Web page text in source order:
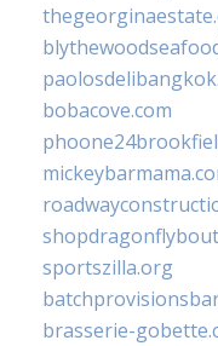
bobacove.com
sportszilla.org
brasserie-